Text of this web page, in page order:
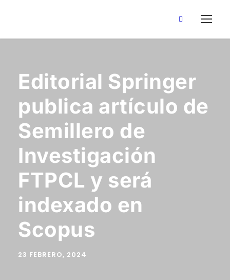
Editorial Springer
publica artículo de
Semillero de
Investigación
FTPCL y será
indexado en
Scopus
23 FEBRERO, 2024